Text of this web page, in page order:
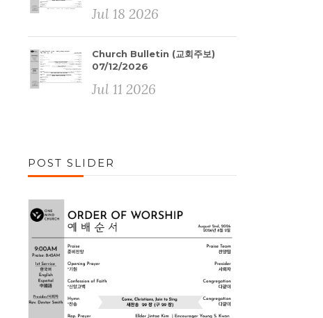
Jul 18 2026
Church Bulletin (교회주보)
07/12/2026
Jul 11 2026
POST SLIDER